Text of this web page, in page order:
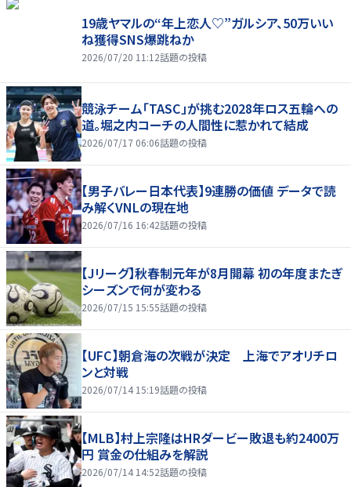
19歳ヤマルの“年上恋人♡”ガルシア、50万いい
ね獲得SNS爆跳ねか
2026/07/20 11:12話題の投稿
競泳チーム「TASC」が挑む2028年ロス五輪への
道。堀之内コーチの人間性に惹かれて結成
2026/07/17 06:06話題の投稿
【男子バレー日本代表】9連勝の価値 データで読
み解くVNLの現在地
2026/07/16 16:42話題の投稿
【Jリーグ】秋春制元年が8月開幕 初の年度またぎ
シーズンで何が変わる
2026/07/15 15:55話題の投稿
【UFC】朝倉海の次戦が決定 上海でアオリチロ
ンと対戦
2026/07/14 15:19話題の投稿
【MLB】村上宗隆はHRダービー敗退も約2400万
円 賞金の仕組みを解説
2026/07/14 14:52話題の投稿